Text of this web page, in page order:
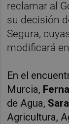
reclamar al
su decisión
Segura,
modificará
En el
Murcia,
de Agua,
Agricultura,